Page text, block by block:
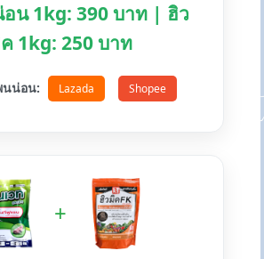
น 1kg: 390 บาท | ฮิว
1kg: 250 บาท
นน่อน: Lazada Shopee
+